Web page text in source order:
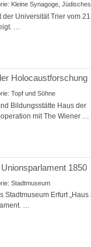
Kleine Synagoge,
Universität Trier vom
…
Holocaustforschung
Topf und Söhne
Bildungsstätte Haus der
mit The Wiener …
1850
Stadtmuseum
Stadtmuseum Erfurt „Haus
…